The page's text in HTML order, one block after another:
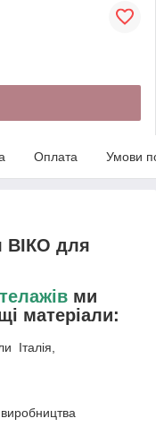
Оплата Умови
ВІКО для
ми
матеріали:
Італія,